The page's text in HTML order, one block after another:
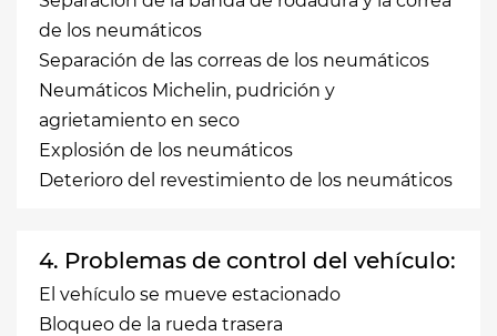
de los neumáticos
Separación de las correas de los neumáticos
Neumáticos Michelin, pudrición y
agrietamiento en seco
Explosión de los neumáticos
Deterioro del revestimiento de los neumáticos
4. Problemas de control del vehículo:
El vehículo se mueve estacionado
Bloqueo de la rueda trasera